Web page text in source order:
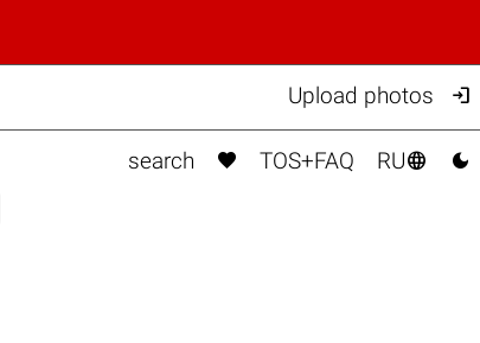
Upload photos 
search  TOS+FAQ RU 